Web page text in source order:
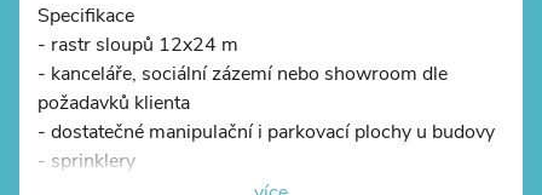
Specifikace
- rastr sloupů 12x24 m
- kanceláře, sociální zázemí nebo showroom dle
požadavků klienta
- dostatečné manipulační i parkovací plochy u budovy
- sprinklery